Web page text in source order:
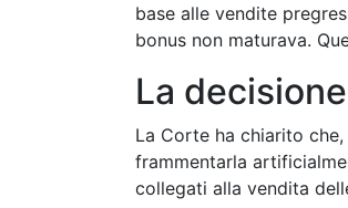
base alle vendite
bonus non maturava.
La
La Corte ha chiarito
frammentarla
collegati alla vendita